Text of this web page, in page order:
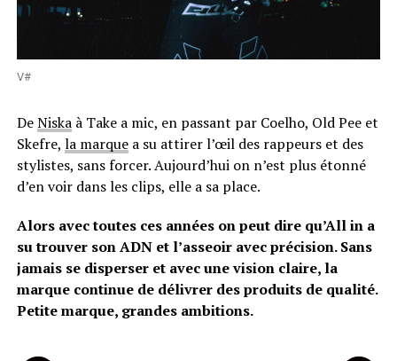
V#
DeNiskaà Take a mic, en passant par Coelho, Old Pee et
Skefre, la marquea su attirer l’œil des rappeurs et des
stylistes, sans forcer. Aujourd’hui on n’est plus étonné
d’en voir dans les clips, elle a sa place.
Alors avec toutes ces années on peut dire qu’All in a
su trouver son ADN et l’asseoir avec précision. Sans
jamais se disperser et avec une vision claire, la
marque continue de délivrer des produits de qualité.
Petite marque, grandes ambitions.